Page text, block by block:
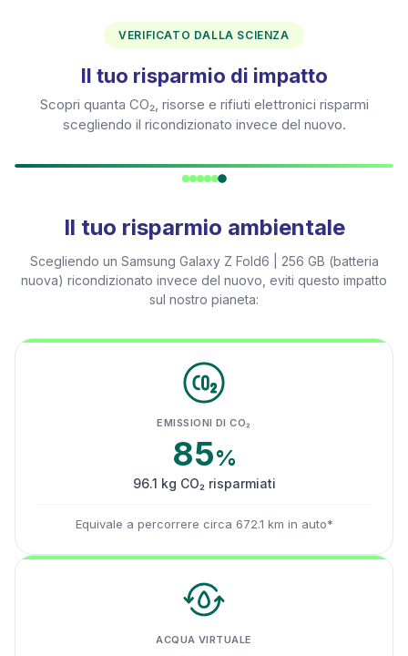
VERIFICATO DALLA SCIENZA
Il tuo risparmio di impatto
Scopri quanta CO₂, risorse e rifiuti elettronici risparmi
scegliendo il ricondizionato invece del nuovo.
Il tuo risparmio ambientale
Scegliendo un Samsung Galaxy Z Fold6 | 256 GB (batteria
nuova) ricondizionato invece del nuovo, eviti questo impatto
sul nostro pianeta:
EMISSIONI DI CO₂
85%
96.1 kg CO₂ risparmiati
Equivale a percorrere circa 672.1 km in auto*
ACQUA VIRTUALE